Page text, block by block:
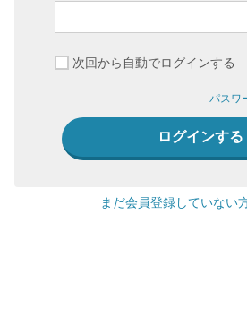
次回から自動でログインする
パスワ
まだ会員登録していない